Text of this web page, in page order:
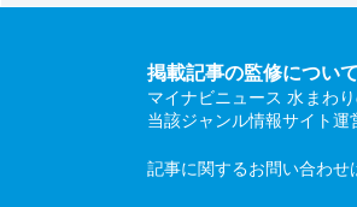
掲載記事の監修について
マイナビニュース 水まわ
当該ジャンル情報サイト運
記事に関するお問い合わせ